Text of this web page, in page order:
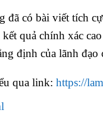
đã có bài viết tích
quả chính xác
định của lãnh
qua link: https://